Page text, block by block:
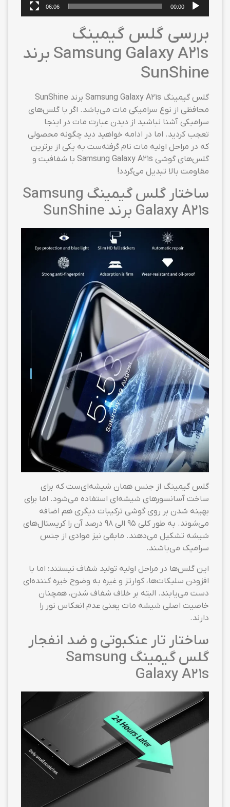
00:00
06:06
بررسی گلس گیمینگ
Samsung Galaxy A21s برند
SunShine
محافظی از نوع سرامیکی مات می‌باشد. اگر با گلس‌های
سرامیکی آشنا نباشید از دیدن عبارت مات در اینجا
تعجب کردید. اما در ادامه خواهید دید چگونه محصولی
که در مراحل اولیه مات نام گرفته‌ست به یکی از برترین
گلس‌های گوشی Samsung Galaxy A21s با شفافیت و
مقاومت بالا تبدیل می‌گردد!
ساختار گلس گیمینگ Samsung
Galaxy A21s برند SunShine
گلس گیمینگ از جنس همان شیشه‌ای‌ست که برای
ساخت آسانسورهای شیشه‌ای استفاده می‌شود. اما برای
بهینه شدن بر روی گوشی ترکیبات دیگری هم اضافه
می‌شوند. به طور کلی ۹۵ الی ۹۸ درصد آن را کریستال‌های
شیشه تشکیل می‌دهند. مابقی نیز موادی از جنس
سرامیک می‌باشند.
این گلس‌ها در مراحل اولیه تولید شفاف نیستند؛ اما با
افزودن سلیکات‌ها، کوارتز و غیره به وضوح خیره کننده‌ای
دست می‌یابند. البته بر خلاف شفاف شدن، همچنان
خاصیت اصلی شیشه مات یعنی عدم انعکاس نور را
دارند.
ساختار تار عنکبوتی و ضد انفجار
گلس گیمینگ Samsung
Galaxy A21s